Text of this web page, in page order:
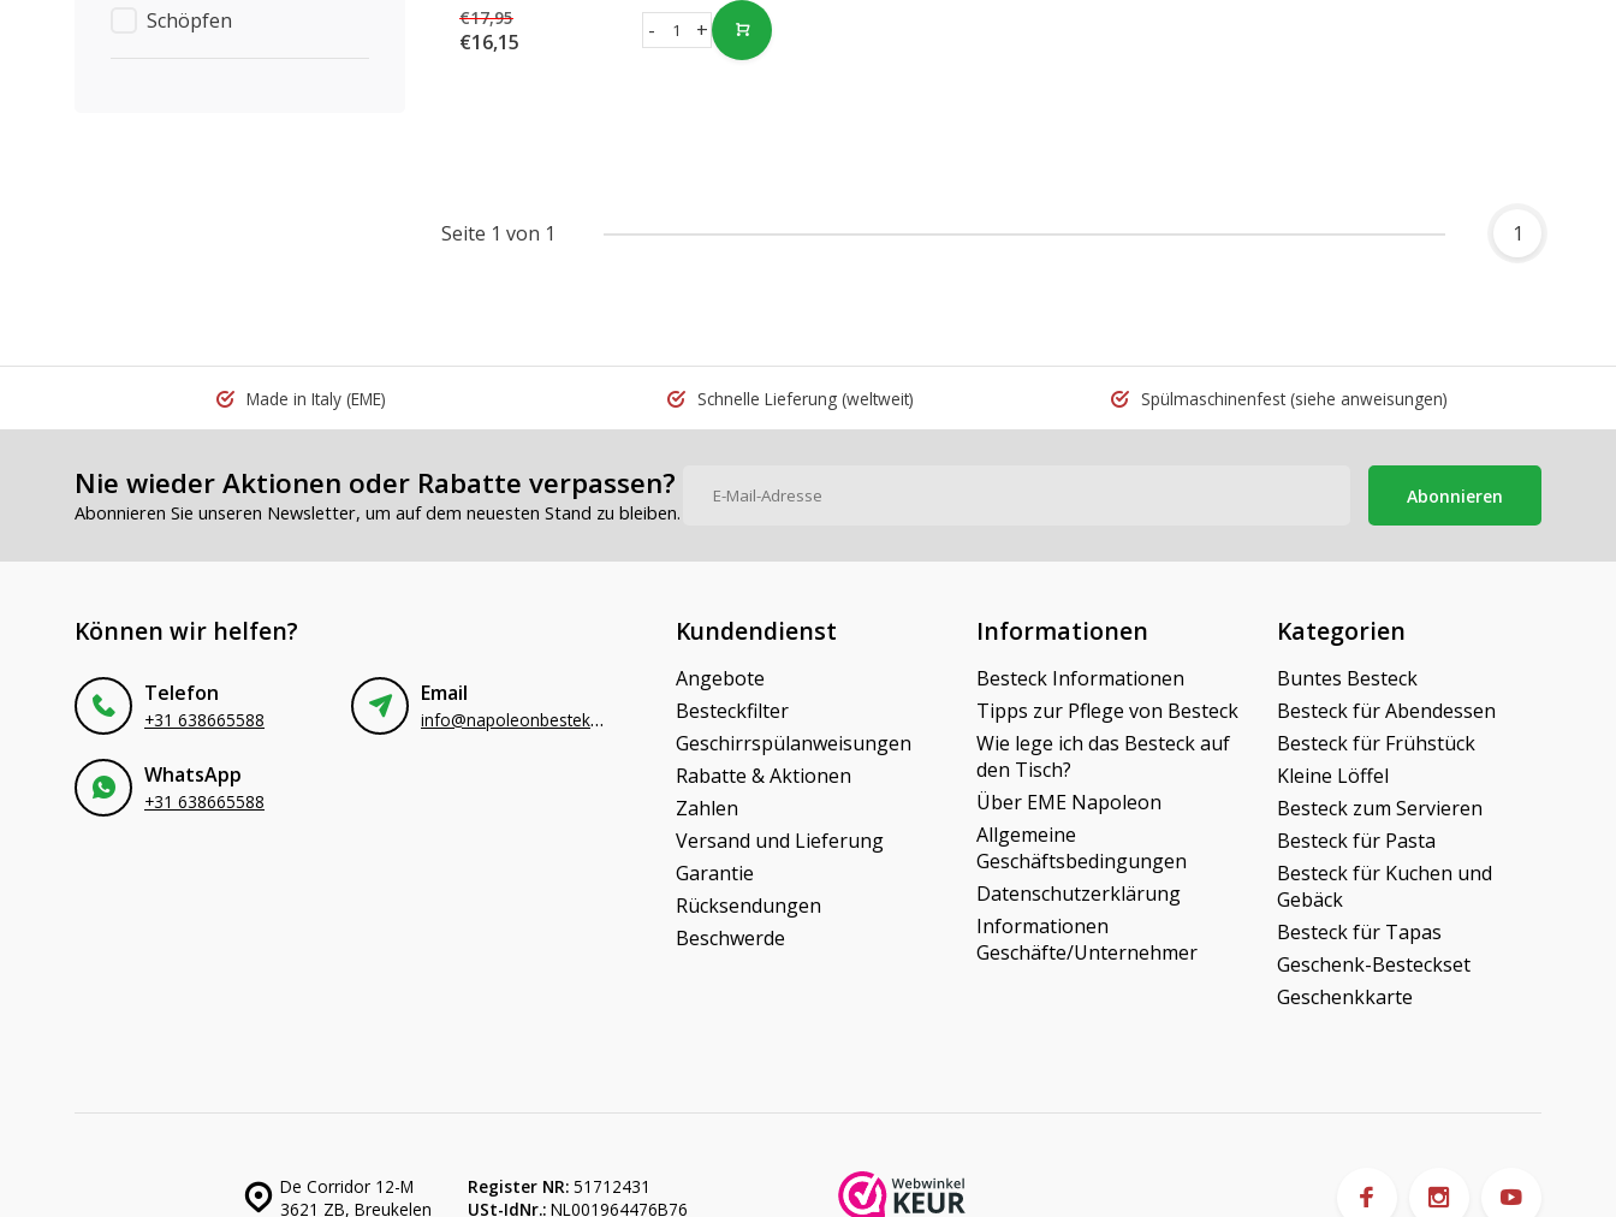
Schöpfen
€17,95
€16,15 +
-
Seite 1 von 1 1
Made in Italy (EME) Schnelle Lieferung (weltweit) Spülmaschinenfest(siehe anweisungen)
Nie wieder Aktionen oder Rabatte verpassen?
Abonnieren Sie unseren Newsletter, um auf dem neuesten Stand zu bleiben.
Abonnieren
Können wir helfen?
Telefon
+31 638665588
Email
info@napoleonbestek.nl
WhatsApp
+31 638665588
Kundendienst
Angebote
Besteckfilter
Geschirrspülanweisungen
Rabatte & Aktionen
Zahlen
Versand und Lieferung
Garantie
Rücksendungen
Beschwerde
Informationen
Besteck Informationen
Tipps zur Pflege von Besteck
Wie lege ich das Besteck auf
den Tisch?
Über EME Napoleon
Allgemeine
Geschäftsbedingungen
Datenschutzerklärung
Informationen
Geschäfte/Unternehmer
Kategorien
Buntes Besteck
Besteck für Abendessen
Besteck für Frühstück
Kleine Löffel
Besteck zum Servieren
Besteck für Pasta
Besteck für Kuchen und
Gebäck
Besteck für Tapas
Geschenk-Besteckset
Geschenkkarte
De Corridor 12-M
3621 ZB, Breukelen
Register NR: 51712431
USt-IdNr.: NL001964476B76